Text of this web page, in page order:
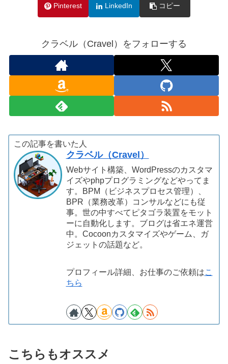
Pinterest LinkedIn コピー
クラベル（Cravel）をフォローする
この記事を書いた人
クラベル（Cravel）
Webサイト構築、WordPressのカスタマ
イズやphpプログラミングなどやってま
す。BPM（ビジネスプロセス管理）、
BPR（業務改革）コンサルなどにも従
事。世の中すべてピタゴラ装置をモット
ーに自動化します。ブログは省エネ運営
中。Cocoonカスタマイズやゲーム、ガ
ジェットの話題など。
プロフィール詳細、お仕事のご依頼はこ
ちら
こちらもオススメ